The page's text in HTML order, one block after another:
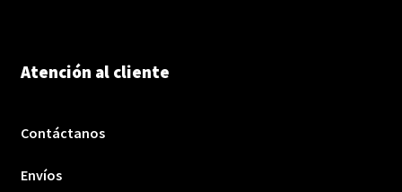
Atención al cliente
Contáctanos
Envíos